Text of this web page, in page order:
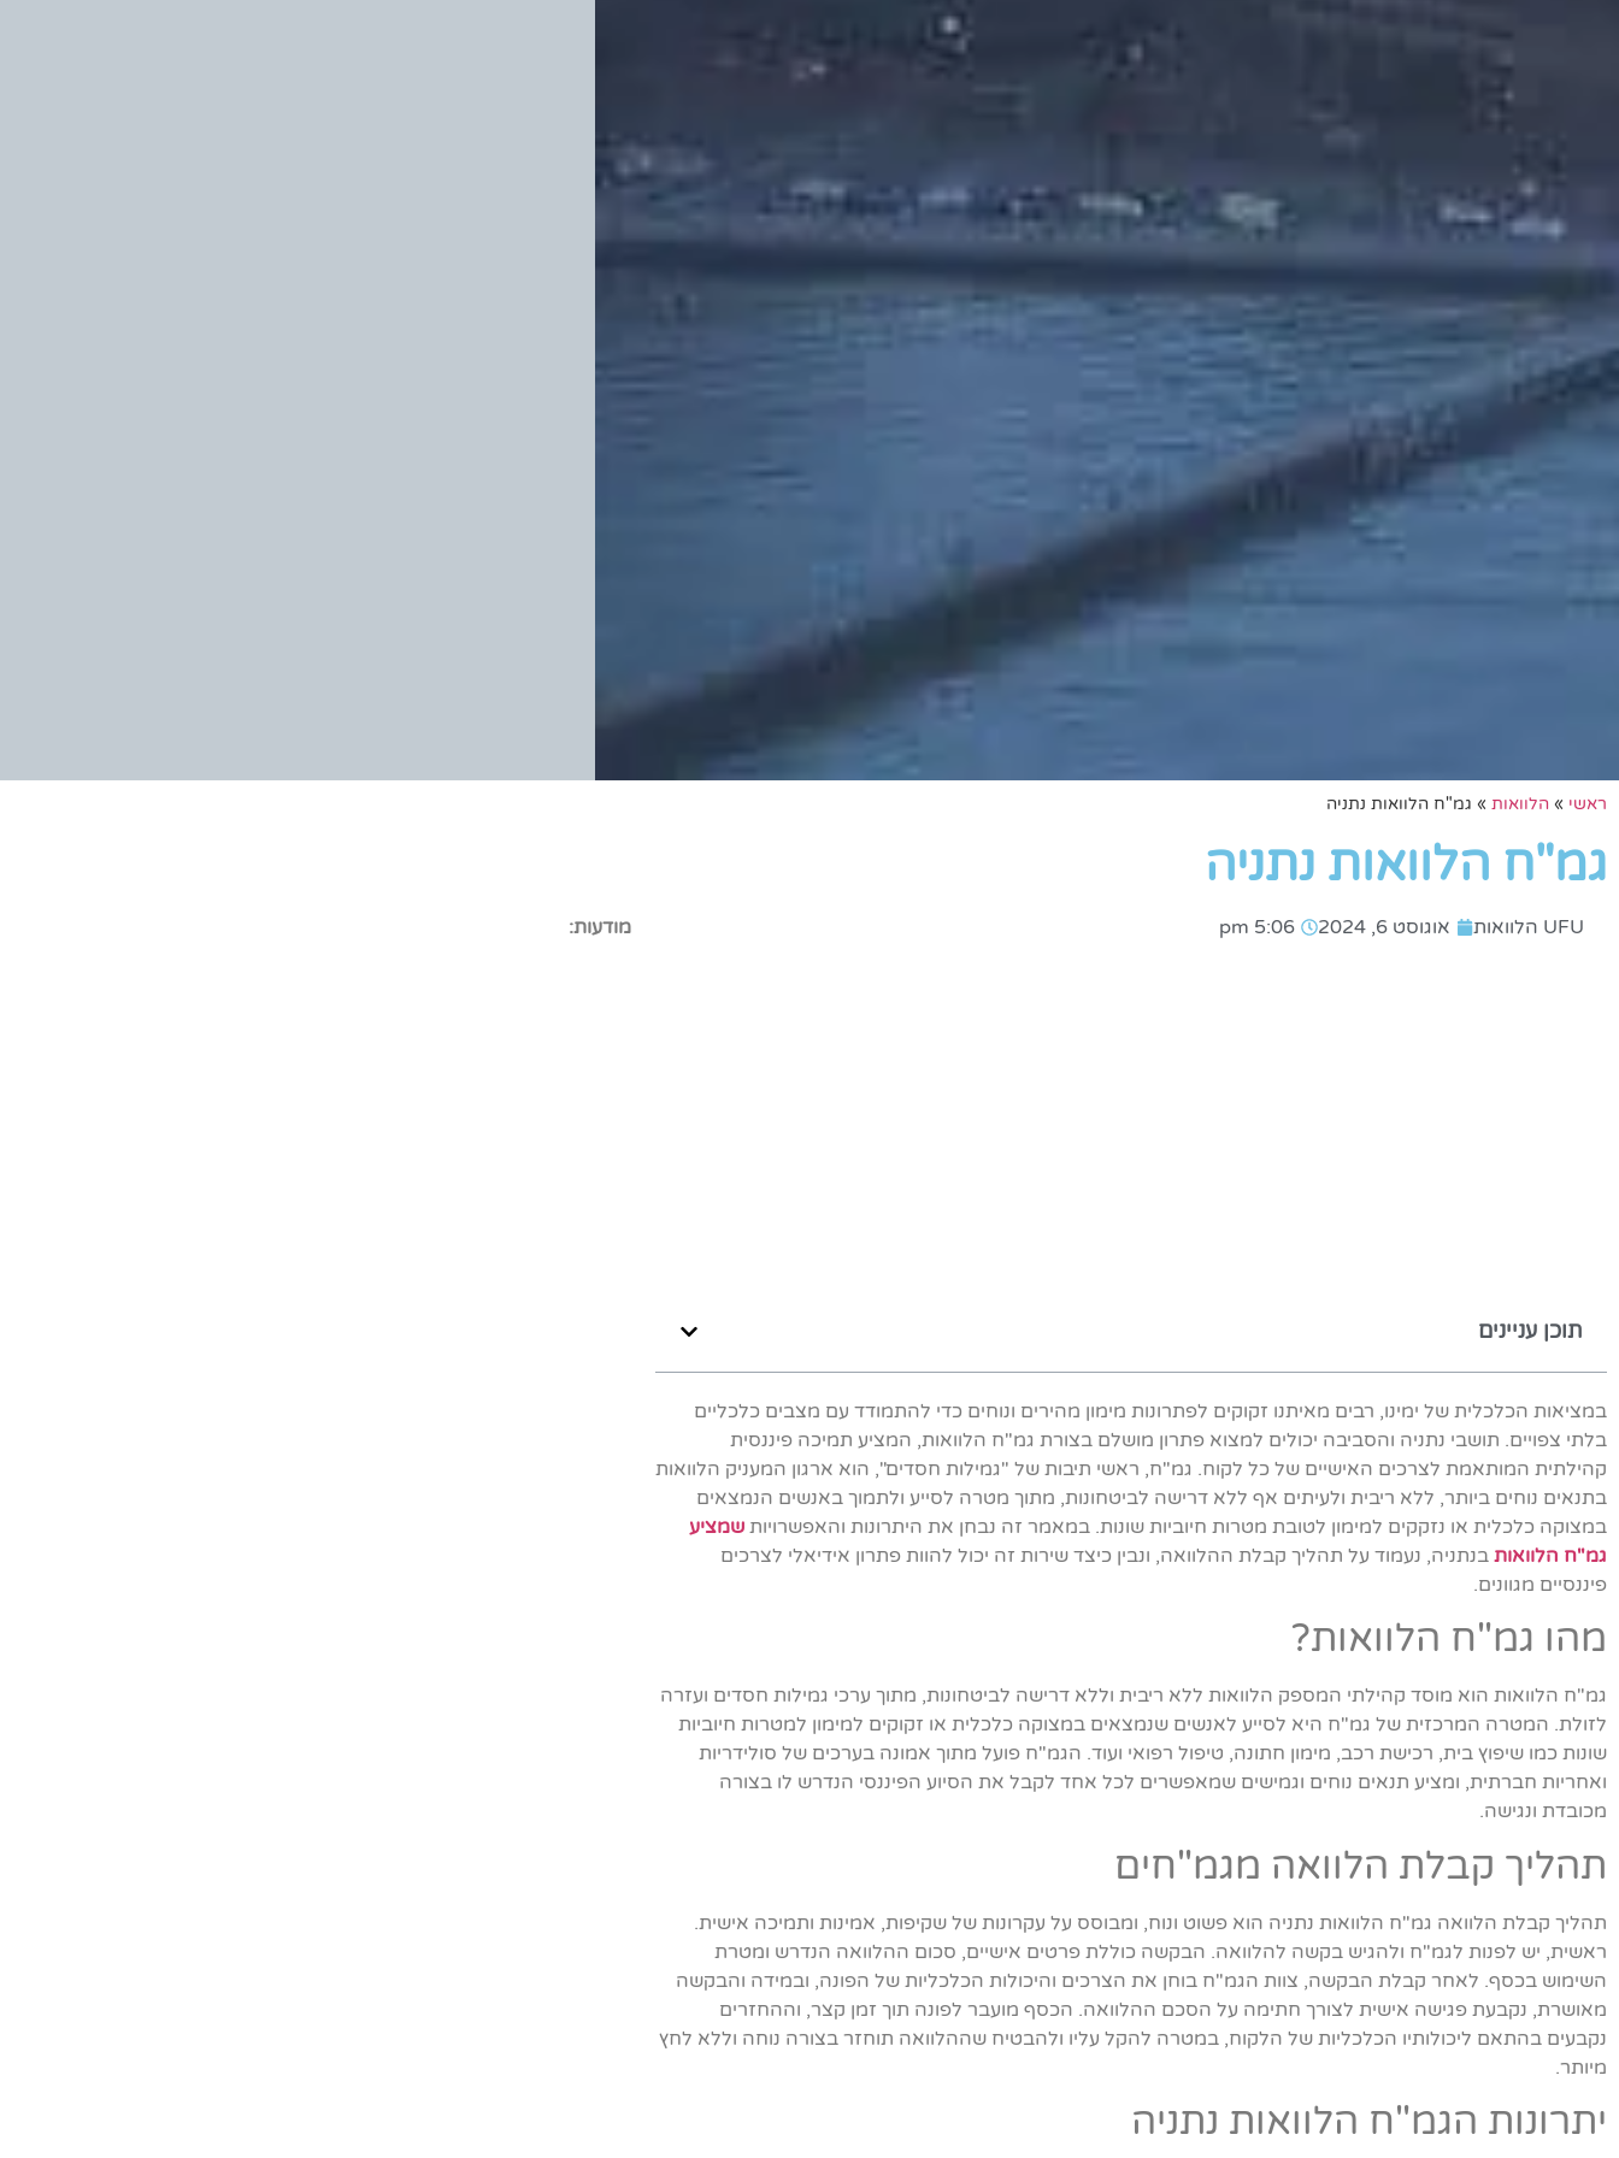
ראשי » הלוואות » גמ"ח הלוואות נתניה
גמ"ח הלוואות נתניה
UFU הלוואות אוגוסט 6, 2024 5:06 pm
תוכן עניינים
במציאות הכלכלית של ימינו, רבים מאיתנו זקוקים לפתרונות מימון מהירים ונוחים כדי להתמודד עם מצבים כלכליים
בלתי צפויים. תושבי נתניה והסביבה יכולים למצוא פתרון מושלם בצורת גמ"ח הלוואות, המציע תמיכה פיננסית
קהילתית המותאמת לצרכים האישיים של כל לקוח. גמ"ח, ראשי תיבות של "גמילות חסדים", הוא ארגון המעניק הלוואות
בתנאים נוחים ביותר, ללא ריבית ולעיתים אף ללא דרישה לביטחונות, מתוך מטרה לסייע ולתמוך באנשים הנמצאים
במצוקה כלכלית או נזקקים למימון לטובת מטרות חיוביות שונות. במאמר זה נבחן את היתרונות והאפשרויות שמציע
גמ"ח הלוואות בנתניה, נעמוד על תהליך קבלת ההלוואה, ונבין כיצד שירות זה יכול להוות פתרון אידיאלי לצרכים
פיננסיים מגוונים.
מהו גמ"ח הלוואות?
גמ"ח הלוואות הוא מוסד קהילתי המספק הלוואות ללא ריבית וללא דרישה לביטחונות, מתוך ערכי גמילות חסדים ועזרה
לזולת. המטרה המרכזית של גמ"ח היא לסייע לאנשים שנמצאים במצוקה כלכלית או זקוקים למימון למטרות חיוביות
שונות כמו שיפוץ בית, רכישת רכב, מימון חתונה, טיפול רפואי ועוד. הגמ"ח פועל מתוך אמונה בערכים של סולידריות
ואחריות חברתית, ומציע תנאים נוחים וגמישים שמאפשרים לכל אחד לקבל את הסיוע הפיננסי הנדרש לו בצורה
מכובדת ונגישה.
תהליך קבלת הלוואה מגמ"חים
תהליך קבלת הלוואה גמ"ח הלוואות נתניה הוא פשוט ונוח, ומבוסס על עקרונות של שקיפות, אמינות ותמיכה אישית.
ראשית, יש לפנות לגמ"ח ולהגיש בקשה להלוואה. הבקשה כוללת פרטים אישיים, סכום ההלוואה הנדרש ומטרת
השימוש בכסף. לאחר קבלת הבקשה, צוות הגמ"ח בוחן את הצרכים והיכולות הכלכליות של הפונה, ובמידה והבקשה
מאושרת, נקבעת פגישה אישית לצורך חתימה על הסכם ההלוואה. הכסף מועבר לפונה תוך זמן קצר, וההחזרים
נקבעים בהתאם ליכולותיו הכלכליות של הלקוח, במטרה להקל עליו ולהבטיח שההלוואה תוחזר בצורה נוחה וללא לחץ
מיותר.
יתרונות הגמ"ח הלוואות נתניה
מודעות: